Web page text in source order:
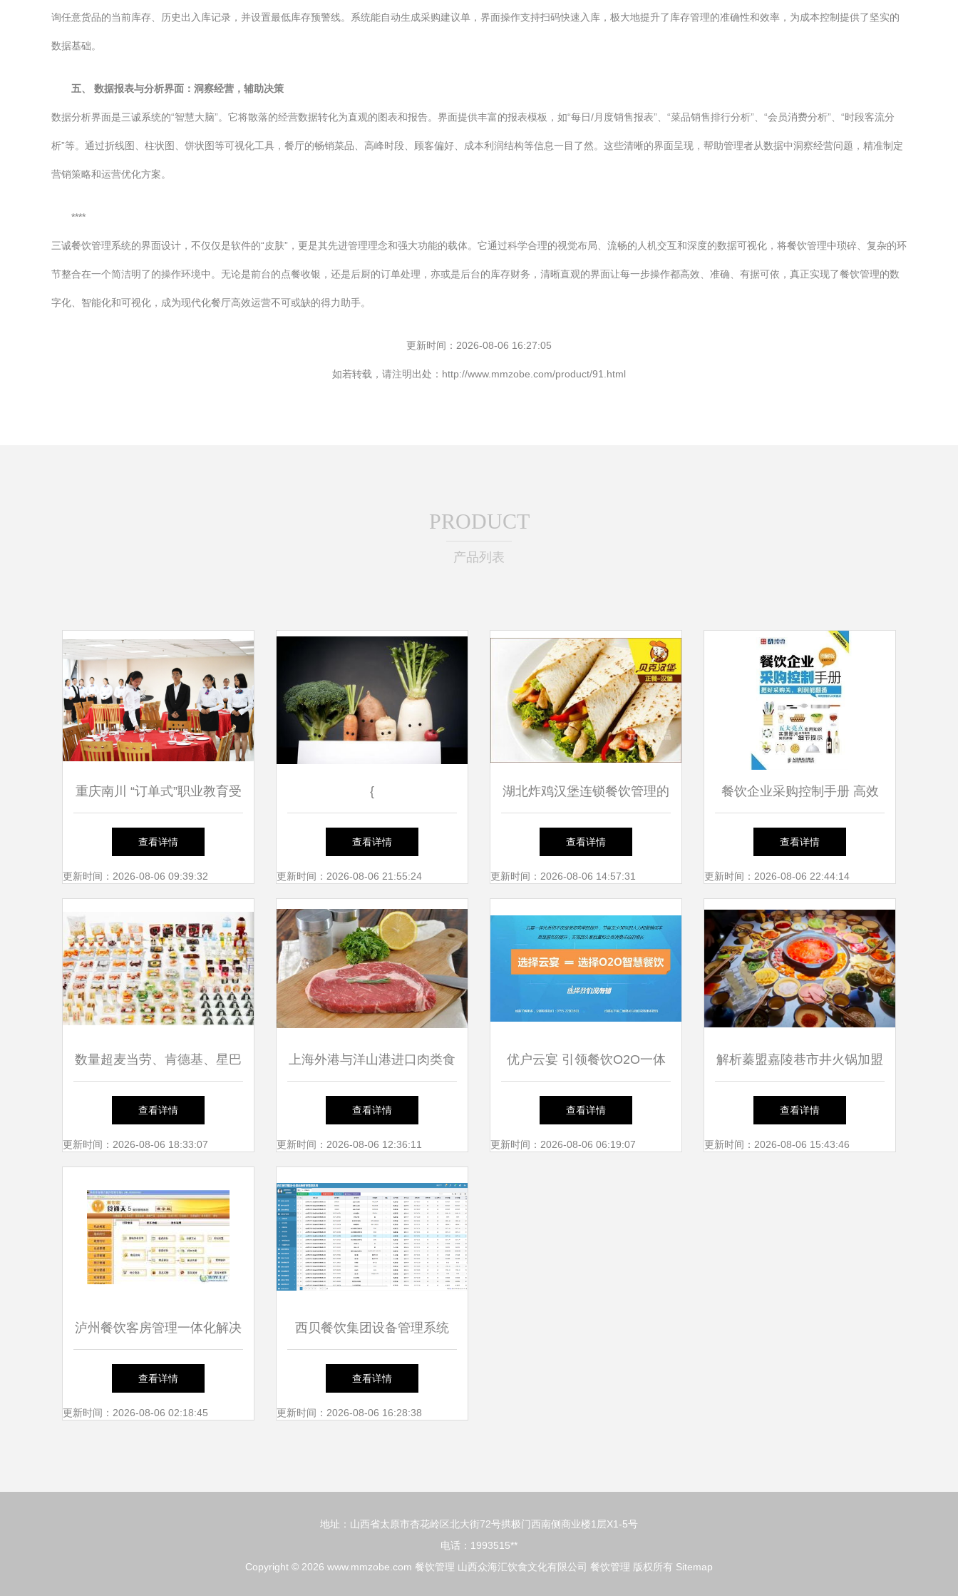
询任意货品的当前库存、历史出入库记录，并设置最低库存预警线。系统能自动生成采购建议单，界面操作支持扫码快速入库，极大地提升了库存管理的准确性和效率，为成本控制提供了坚实的
数据基础。
五、 数据报表与分析界面：洞察经营，辅助决策
数据分析界面是三诚系统的“智慧大脑”。它将散落的经营数据转化为直观的图表和报告。界面提供丰富的报表模板，如“每日/月度销售报表”、“菜品销售排行分析”、“会员消费分析”、“时段客流分
析”等。通过折线图、柱状图、饼状图等可视化工具，餐厅的畅销菜品、高峰时段、顾客偏好、成本利润结构等信息一目了然。这些清晰的界面呈现，帮助管理者从数据中洞察经营问题，精准制定
营销策略和运营优化方案。
****
三诚餐饮管理系统的界面设计，不仅仅是软件的“皮肤”，更是其先进管理理念和强大功能的载体。它通过科学合理的视觉布局、流畅的人机交互和深度的数据可视化，将餐饮管理中琐碎、复杂的环
节整合在一个简洁明了的操作环境中。无论是前台的点餐收银，还是后厨的订单处理，亦或是后台的库存财务，清晰直观的界面让每一步操作都高效、准确、有据可依，真正实现了餐饮管理的数
字化、智能化和可视化，成为现代化餐厅高效运营不可或缺的得力助手。
更新时间：2026-08-06 16:27:05
如若转载，请注明出处：http://www.mmzobe.com/product/91.html
PRODUCT
产品列表
重庆南川 “订单式”职业教育受
欢迎——揭秘餐饮管理新路径
查看详情
更新时间：2026-08-06 09:39:32
{
查看详情
更新时间：2026-08-06 21:55:24
湖北炸鸡汉堡连锁餐饮管理的
本地化运营与实践
查看详情
更新时间：2026-08-06 14:57:31
餐饮企业采购控制手册 高效
管理与成本优化指南
查看详情
更新时间：2026-08-06 22:44:14
数量超麦当劳、肯德基、星巴
克 为什么说7-Eleven不是餐企
却是门店最多的“餐饮集团”？
查看详情
更新时间：2026-08-06 18:33:07
上海外港与洋山港进口肉类食
品清关代理全解析
查看详情
更新时间：2026-08-06 12:36:11
优户云宴 引领餐饮O2O一体
化的智能收银管理系统
查看详情
更新时间：2026-08-06 06:19:07
解析蓁盟嘉陵巷市井火锅加盟
机遇与风险并存的餐饮创业选
择
查看详情
更新时间：2026-08-06 15:43:46
泸州餐饮客房管理一体化解决
方案 提升运营效率的智能化
选择
查看详情
更新时间：2026-08-06 02:18:45
西贝餐饮集团设备管理系统
智慧管理的创新实践
查看详情
更新时间：2026-08-06 16:28:38
地址：山西省太原市杏花岭区北大街72号拱极门西南侧商业楼1层X1-5号
电话：1993515**
Copyright © 2026 www.mmzobe.com 餐饮管理 山西众海汇饮食文化有限公司 餐饮管理 版权所有 Sitemap